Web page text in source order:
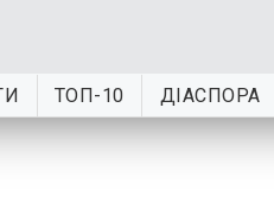
ТОП-10 ДІАСПОРА